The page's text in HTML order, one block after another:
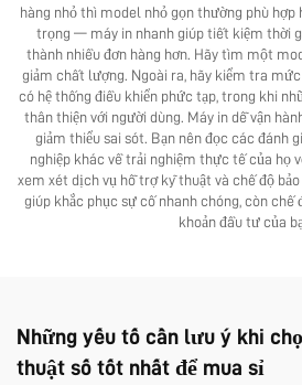
hàng nhỏ thì model nhỏ gọn thường phù hợp
trọng — máy in nhanh giúp tiết kiệm thời
thành nhiều đơn hàng hơn. Hãy tìm một
giảm chất lượng. Ngoài ra, hãy kiểm tra
có hệ thống điều khiển phức tạp, trong khi
thân thiện với người dùng. Máy in dễ vận
giảm thiểu sai sót. Bạn nên đọc các đánh
nghiệp khác về trải nghiệm thực tế của họ
xem xét dịch vụ hỗ trợ kỹ thuật và chế độ
giúp khắc phục sự cố nhanh chóng, còn chế
khoản đầu tư của
Những yếu tố cần lưu ý khi
thuật số tốt nhất để mua sỉ